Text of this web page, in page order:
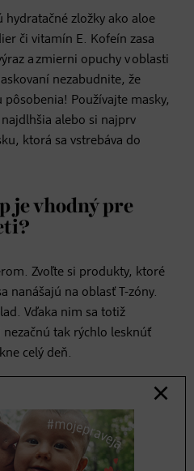
hydratačné zložky ako aloe
či vitamín E. Kofeín zasa
a zmierni opuchy v oblasti
nezabudnite, že
Používajte masky,
alebo si najprv
ktorá sa vstrebáva do
je vhodný pre
Zvoľte si produkty, ktoré
nanášajú na oblasť T-zóny.
Vďaka nim sa totiž
tak rýchlo lesknúť
celý deň.
oleja či tuku alebo
Ak sú pre vás podkladové
po ľahkých BB